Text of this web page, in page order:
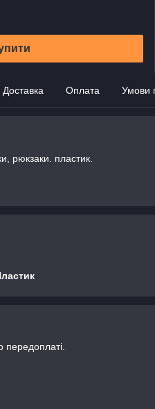
Доставка Оплата Умови
рюкзаки. пластик.
передоплаті.